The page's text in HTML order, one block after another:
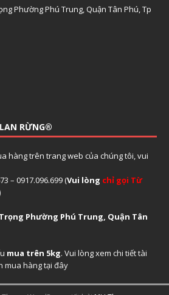
Phường Phú Trung, Quận Tân Phú, Tp
RỪNG®
hàng trên trang web của chúng tôi, vui
– 0917.096.699 (Vui lòng chỉ gọi Từ
Phường Phú Trung, Quận Tân
mua trên 5kg. Vui lòng xem chi tiết tài
mua hàng tại đây